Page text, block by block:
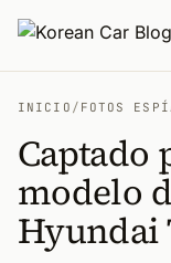
INICIO / FOTOS
Captado
modelo
Hyundai